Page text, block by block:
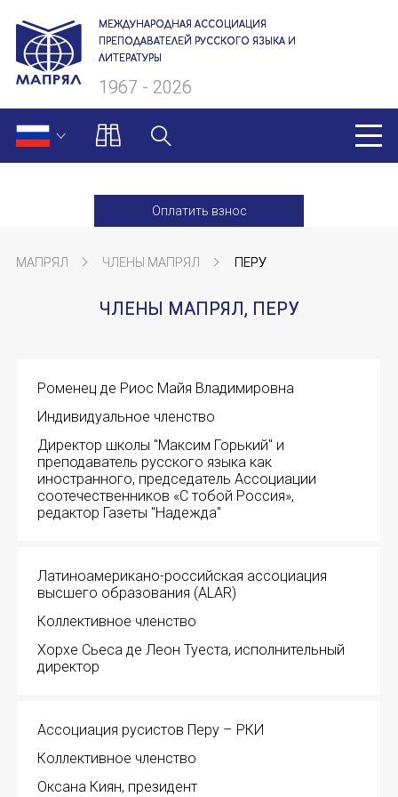
МЕЖДУНАРОДНАЯ АССОЦИАЦИЯ
ПРЕПОДАВАТЕЛЕЙ РУССКОГО ЯЗЫКА И
ЛИТЕРАТУРЫ
1967 - 2026
Оплатить взнос
О нас
Президиум
Ревизионная комиссия
Члены МАПРЯЛ
Вступить в МАПРЯЛ
История МАПРЯЛ
Оплата членских взносов МАПРЯЛ
МЕРОПРИЯТИЯ
50 лет МАПРЯЛ
Архив мероприятий
МАПРЯЛ ЧЛЕНЫ МАПРЯЛ ПЕРУ
ЧЛЕНЫ МАПРЯЛ, ПЕРУ
Роменец де Риос Майя Владимировна
Индивидуальное членство
Директор школы "Максим Горький" и
преподаватель русского языка как
иностранного, председатель Ассоциации
соотечественников «С тобой Россия»,
редактор Газеты "Надежда"
Латиноамерикано-российская ассоциация
высшего образования (ALAR)
Коллективное членство
Хорхе Сьеса де Леон Туеста, исполнительный
директор
Ассоциация русистов Перу – РКИ
Коллективное членство
Оксана Киян, президент
ИМЯ